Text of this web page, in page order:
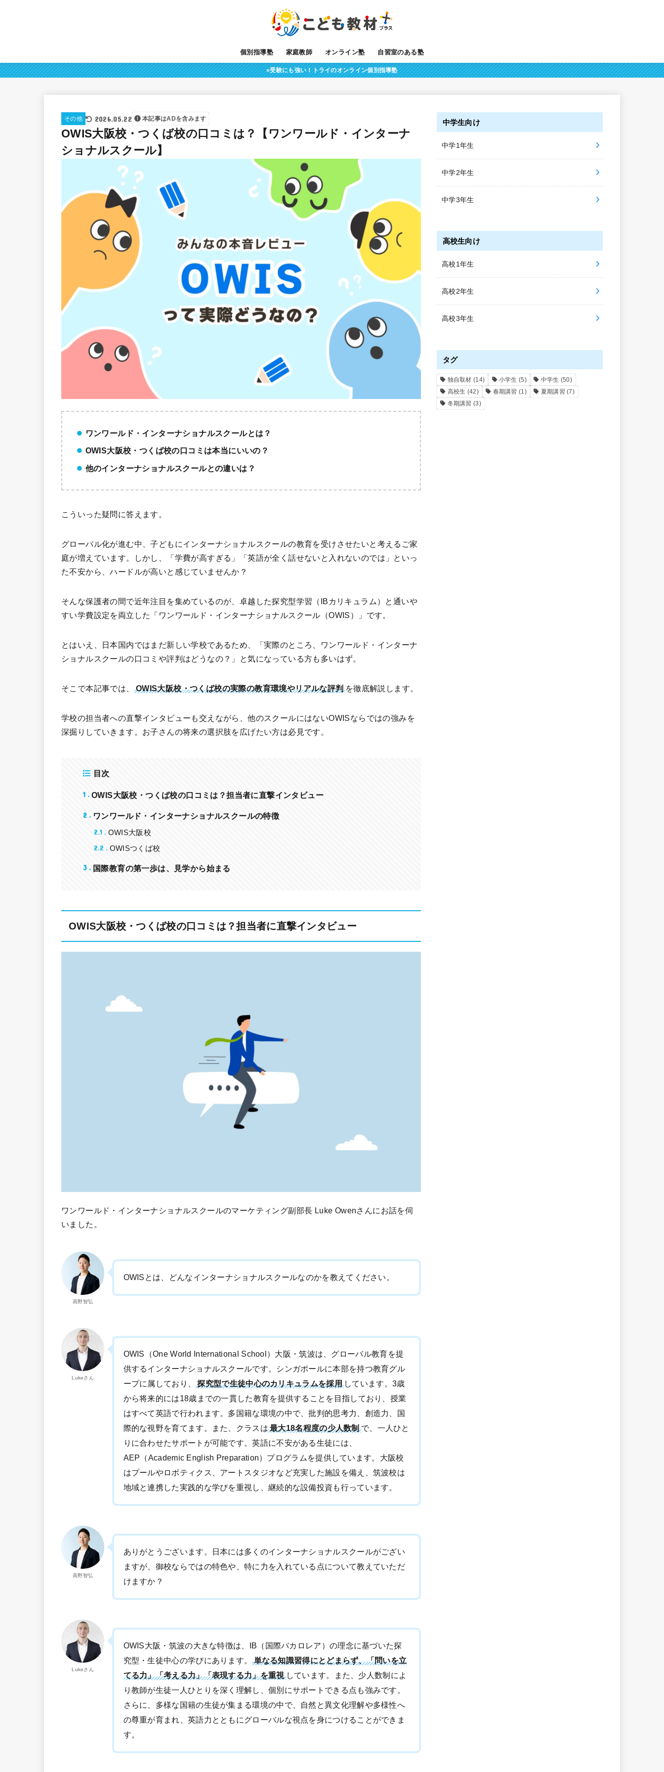
個別指導塾 家庭教師 オンライン塾 自習室のある塾
»受験にも強い！トライのオンライン個別指導塾
その他 2026.05.22 本記事はADを含みます
OWIS大阪校・つくば校の口コミは？【ワンワールド・インターナ
ショナルスクール】
ワンワールド・インターナショナルスクールとは？
OWIS大阪校・つくば校の口コミは本当にいいの？
他のインターナショナルスクールとの違いは？
こういった疑問に答えます。
グローバル化が進む中、子どもにインターナショナルスクールの教育を受けさせたいと考えるご家
庭が増えています。しかし、「学費が高すぎる」「英語が全く話せないと入れないのでは」といっ
た不安から、ハードルが高いと感じていませんか？
そんな保護者の間で近年注目を集めているのが、卓越した探究型学習（IBカリキュラム）と通いや
すい学費設定を両立した「ワンワールド・インターナショナルスクール（OWIS）」です。
とはいえ、日本国内ではまだ新しい学校であるため、「実際のところ、ワンワールド・インターナ
ショナルスクールの口コミや評判はどうなの？」と気になっている方も多いはず。
そこで本記事では、 OWIS大阪校・つくば校の実際の教育環境やリアルな評判 を徹底解説します。
学校の担当者への直撃インタビューも交えながら、他のスクールにはないOWISならではの強みを
深掘りしていきます。お子さんの将来の選択肢を広げたい方は必見です。
目次
1 OWIS大阪校・つくば校の口コミは？担当者に直撃インタビュー
2 ワンワールド・インターナショナルスクールの特徴
2.1 OWIS大阪校
2.2 OWISつくば校
3 国際教育の第一歩は、見学から始まる
OWIS大阪校・つくば校の口コミは？担当者に直撃インタビュー
ワンワールド・インターナショナルスクールのマーケティング副部長 Luke Owenさんにお話を伺
いました。
高野智弘
OWISとは、どんなインターナショナルスクールなのかを教えてください。
Lukeさん
OWIS（One World International School）大阪・筑波は、グローバル教育を提
供するインターナショナルスクールです。シンガポールに本部を持つ教育グル
ープに属しており、探究型で生徒中心のカリキュラムを採用 しています。3歳
から将来的には18歳までの一貫した教育を提供することを目指しており、授業
はすべて英語で行われます。多国籍な環境の中で、批判的思考力、創造力、国
際的な視野を育てます。また、クラスは 最大18名程度の少人数制 で、一人ひと
りに合わせたサポートが可能です。英語に不安がある生徒には、
AEP（Academic English Preparation）プログラムを提供しています。大阪校
はプールやロボティクス、アートスタジオなど充実した施設を備え、筑波校は
地域と連携した実践的な学びを重視し、継続的な設備投資も行っています。
高野智弘
ありがとうございます。日本には多くのインターナショナルスクールがござい
ますが、御校ならではの特色や、特に力を入れている点について教えていただ
けますか？
Lukeさん
OWIS大阪・筑波の大きな特徴は、IB（国際バカロレア）の理念に基づいた探
究型・生徒中心の学びにあります。単なる知識習得にとどまらず、「問いを立
てる力」「考える力」「表現する力」を重視しています。また、少人数制によ
り教師が生徒一人ひとりを深く理解し、個別にサポートできる点も強みです。
さらに、多様な国籍の生徒が集まる環境の中で、自然と異文化理解や多様性へ
の尊重が育まれ、英語力とともにグローバルな視点を身につけることができま
す。
中学生向け
中学1年生
中学2年生
中学3年生
高校生向け
高校1年生
高校2年生
高校3年生
タグ
独自取材 (14) 小学生 (5) 中学生 (50)
高校生 (42) 春期講習 (1) 夏期講習 (7)
冬期講習 (3)